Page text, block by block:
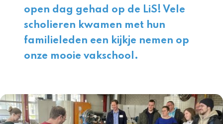
open dag gehad op de LiS! Vele
scholieren kwamen met hun
familieleden een kijkje nemen op
onze mooie vakschool.